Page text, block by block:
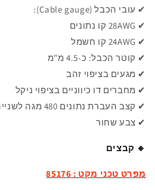
✔ עובי הכבל (Cable gauge):
✔ 28AWG קו נתונים
✔ 24AWG קו חשמל
✔ קוטר הכבל: כ-4.5 מ"מ
✔ מגעים בציפוי זהב
✔ מחברים דו כיווניים בציפוי ניקל
✔ קצב העברת נתונים 480 מגה לשנייה
✔ צבע שחור
🔹 קבצים
מפרט טכני מקט : 85176